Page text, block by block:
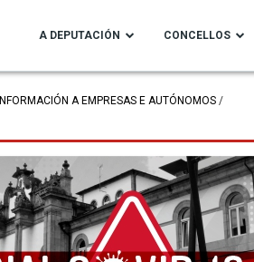
A DEPUTACIÓN CONCELLOS
INFORMACIÓN A EMPRESAS E AUTÓNOMOS